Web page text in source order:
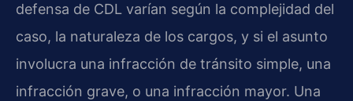
defensa de CDL varían según la complejidad del
caso, la naturaleza de los cargos, y si el asunto
involucra una infracción de tránsito simple, una
infracción grave, o una infracción mayor. Una